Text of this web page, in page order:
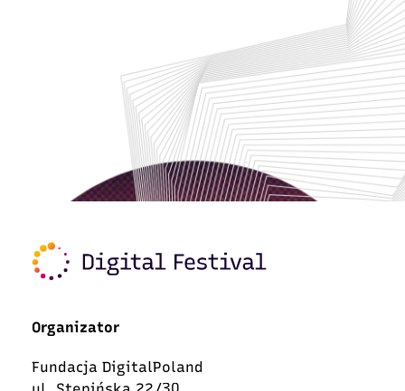
Organizator
Fundacja DigitalPoland